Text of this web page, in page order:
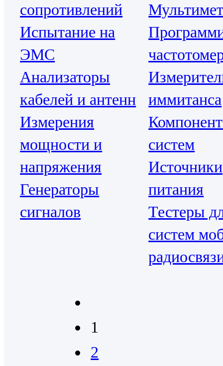
сопротивлений
Испытание на
ЭМС
Анализаторы
кабелей и антенн
Измерения
мощности и
напряжения
Генераторы
сигналов
иммитанса
систем
Источники
питания
Тестеры
систем
1
2